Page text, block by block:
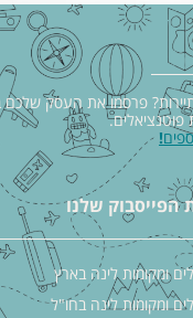
פרסמו את העסק שלכם
פוטנציאלים.
!
הפייסבוק שלנו
ומקומות לינה בארץ
ומקומות לינה בחו"ל